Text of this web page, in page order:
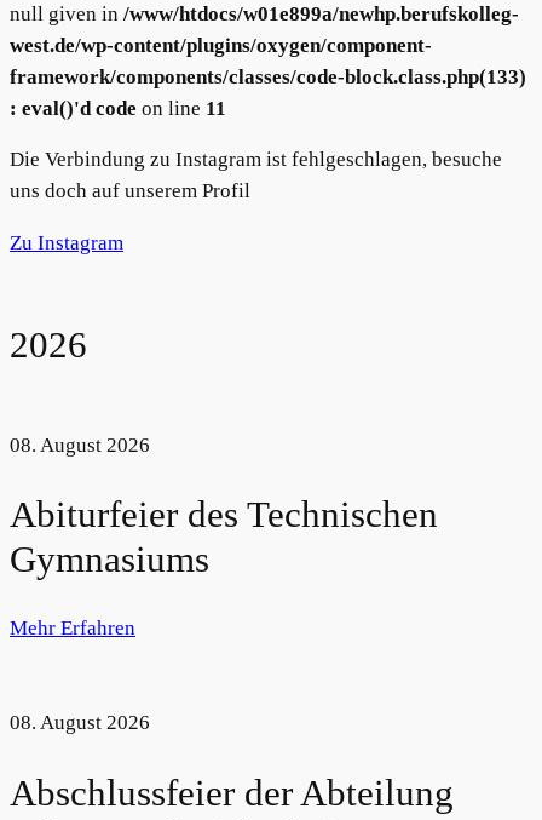
null given in /www/htdocs/w01e899a/newhp.berufskolleg-
west.de/wp-content/plugins/oxygen/component-
framework/components/classes/code-block.class.php(133)
: eval()'d code on line 11
Die Verbindung zu Instagram ist fehlgeschlagen, besuche
uns doch auf unserem Profil
Zu Instagram
2026
08. August 2026
Abiturfeier des Technischen
Gymnasiums
Mehr Erfahren
08. August 2026
Abschlussfeier der Abteilung